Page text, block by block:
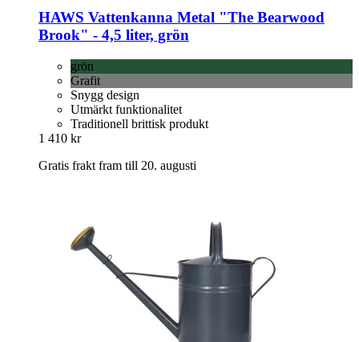
HAWS Vattenkanna Metal "The Bearwood
Brook" -​ 4,5 liter, grön
grön
Grafit
Snygg design
Utmärkt funktionalitet
Traditionell brittisk produkt
1 410 kr
Gratis frakt fram till 20. augusti